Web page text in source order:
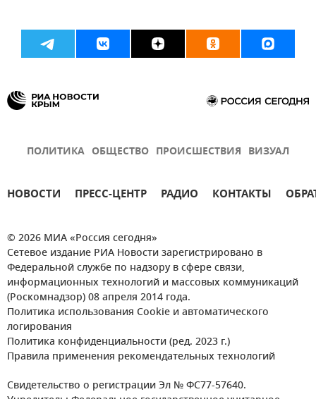
ПОЛИТИКА ОБЩЕСТВО ПРОИСШЕСТВИЯ ВИЗУАЛ
НОВОСТИ ПРЕСС-ЦЕНТР РАДИО КОНТАКТЫ
© 2026 МИА «Россия сегодня»
Сетевое издание РИА Новости зарегистрировано в
Федеральной службе по надзору в сфере связи,
информационных технологий и массовых коммуникаций
(Роскомнадзор) 08 апреля 2014 года.
Политика использования Cookie и автоматического
логирования
Политика конфиденциальности (ред. 2023 г.)
Правила применения рекомендательных технологий
Свидетельство о регистрации Эл № ФС77-57640.